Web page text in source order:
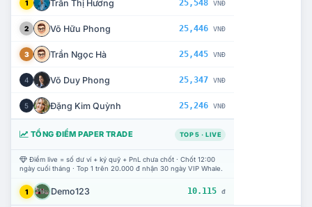
1 Trần Thị Hương 25,548 VNĐ
2 Võ Hữu Phong 25,446 VNĐ
3 Trần Ngọc Hà 25,445 VNĐ
4 Võ Duy Phong 25,347 VNĐ
5 Đặng Kim Quỳnh 25,246 VNĐ
TỔNG ĐIỂM PAPER TRADE TOP 5 · LIVE
Điểm live = số dư ví + ký quỹ + PnL chưa chốt · Chốt 12:00
ngày cuối tháng · Top 1 trên 20.000 đ nhận 30 ngày VIP Whale.
1 Demo123 10.115 đ